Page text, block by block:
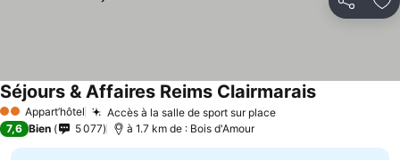
Partager
2 ÉtoilesAppart’hôtel Accès à la salle de sport sur place
Séjours & Affaires Reims Clairmarais
7,6 Bien 5 077 à 1.7 km de : Bois d'Amour